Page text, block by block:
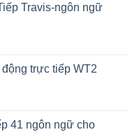
Travis-ngôn ngữ
trực tiếp WT2
41 ngôn ngữ cho